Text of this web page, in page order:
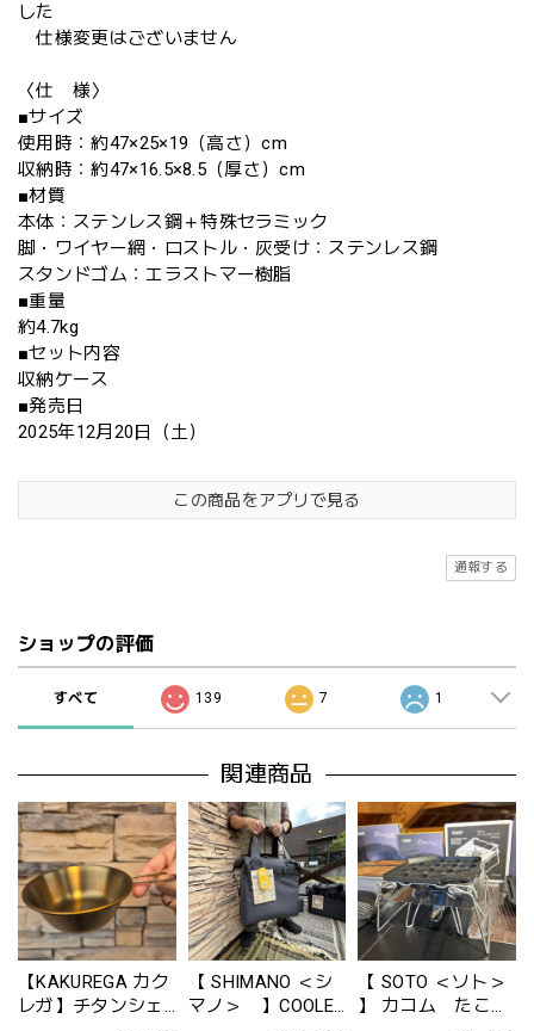
した
仕様変更はございません
〈仕 様〉
■サイズ
使用時：約47×25×19（高さ）cm
収納時：約47×16.5×8.5（厚さ）cm
■材質
本体：ステンレス鋼＋特殊セラミック
脚・ワイヤー網・ロストル・灰受け：ステンレス鋼
スタンドゴム：エラストマー樹脂
■重量
約4.7kg
■セット内容
収納ケース
■発売日
2025年12月20日（土）
この商品をアプリで見る
通報する
ショップの評価
すべて 139 7 1
関連商品
【KAKUREGA カク
レガ】チタンシェ
【 SHIMANO ＜シ
マノ＞ 】COOLER
【 SOTO ＜ソト＞
】 カコム たこ焼